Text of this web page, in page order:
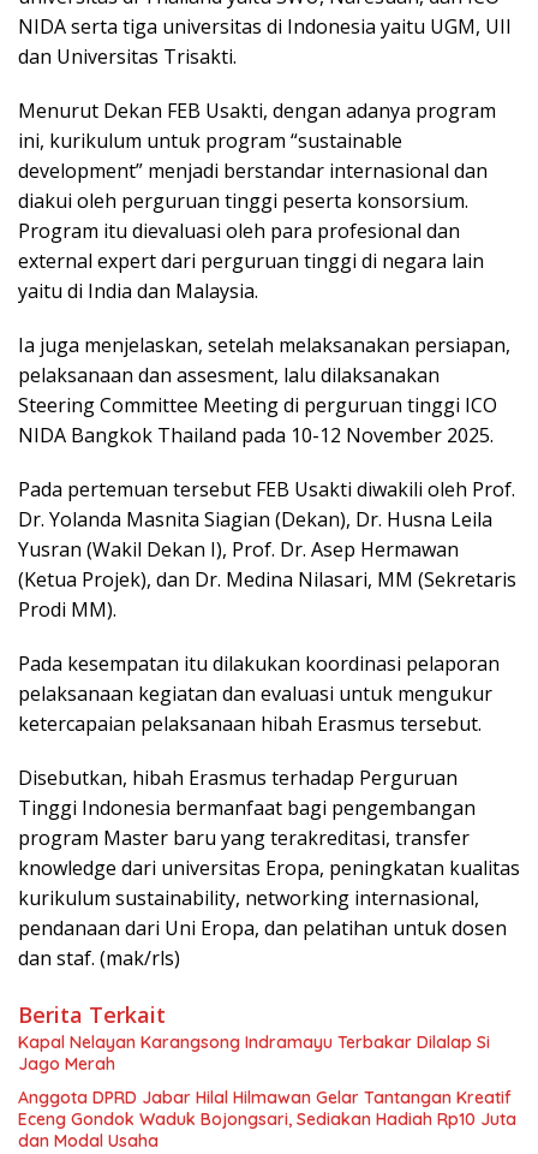
NIDA serta tiga universitas di Indonesia yaitu UGM, UII
dan Universitas Trisakti.
Menurut Dekan FEB Usakti, dengan adanya program
ini, kurikulum untuk program “sustainable
development” menjadi berstandar internasional dan
diakui oleh perguruan tinggi peserta konsorsium.
Program itu dievaluasi oleh para profesional dan
external expert dari perguruan tinggi di negara lain
yaitu di India dan Malaysia.
Ia juga menjelaskan, setelah melaksanakan persiapan,
pelaksanaan dan assesment, lalu dilaksanakan
Steering Committee Meeting di perguruan tinggi ICO
NIDA Bangkok Thailand pada 10-12 November 2025.
Pada pertemuan tersebut FEB Usakti diwakili oleh Prof.
Dr. Yolanda Masnita Siagian (Dekan), Dr. Husna Leila
Yusran (Wakil Dekan I), Prof. Dr. Asep Hermawan
(Ketua Projek), dan Dr. Medina Nilasari, MM (Sekretaris
Prodi MM).
Pada kesempatan itu dilakukan koordinasi pelaporan
pelaksanaan kegiatan dan evaluasi untuk mengukur
ketercapaian pelaksanaan hibah Erasmus tersebut.
Disebutkan, hibah Erasmus terhadap Perguruan
Tinggi Indonesia bermanfaat bagi pengembangan
program Master baru yang terakreditasi, transfer
knowledge dari universitas Eropa, peningkatan kualitas
kurikulum sustainability, networking internasional,
pendanaan dari Uni Eropa, dan pelatihan untuk dosen
dan staf. (mak/rls)
Berita Terkait
Kapal Nelayan Karangsong Indramayu Terbakar Dilalap Si
Jago Merah
Anggota DPRD Jabar Hilal Hilmawan Gelar Tantangan Kreatif
Eceng Gondok Waduk Bojongsari, Sediakan Hadiah Rp10 Juta
dan Modal Usaha